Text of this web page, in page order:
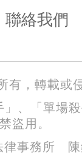
聯絡我們
有，轉載或
、「單場
盜用。
律事務所 陳